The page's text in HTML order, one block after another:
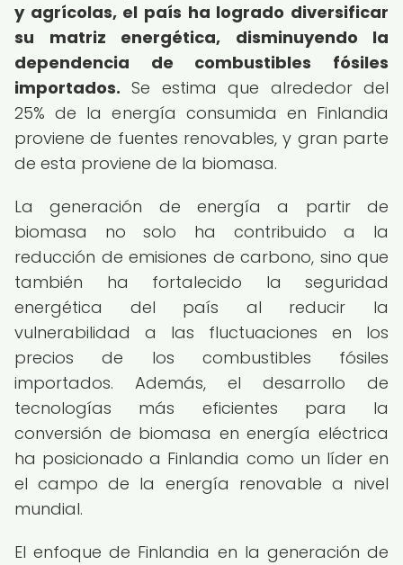
y agrícolas, el país ha logrado diversificar
su matriz energética, disminuyendo la
dependencia de combustibles fósiles
importados. Se estima que alrededor del
25% de la energía consumida en Finlandia
proviene de fuentes renovables, y gran parte
de esta proviene de la biomasa.
La generación de energía a partir de
biomasa no solo ha contribuido a la
reducción de emisiones de carbono, sino que
también ha fortalecido la seguridad
energética del país al reducir la
vulnerabilidad a las fluctuaciones en los
precios de los combustibles fósiles
importados. Además, el desarrollo de
tecnologías más eficientes para la
conversión de biomasa en energía eléctrica
ha posicionado a Finlandia como un líder en
el campo de la energía renovable a nivel
mundial.
El enfoque de Finlandia en la generación de